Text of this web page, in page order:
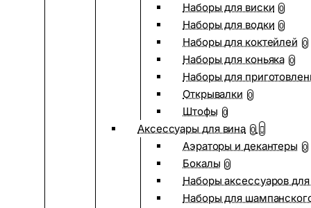
Наборы для виски 0
Наборы для водки 0
Наборы для коктейлей 0
Наборы для коньяка 0
Наборы для
Открывалки 0
Штофы 0
Аксессуары для вина 0
Аэраторы и декантеры 0
Бокалы 0
Наборы аксессуаров
Наборы для